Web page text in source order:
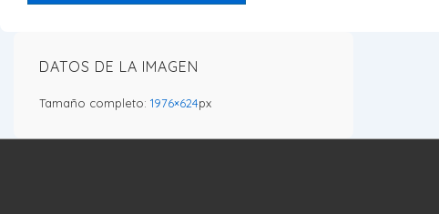
DATOS DE LA IMAGEN
Tamaño completo: 1976×624px